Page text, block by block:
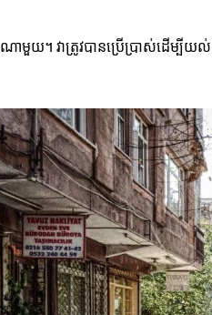
ាមួយ។ វាត្រូវបានប្រើប្រាស់ដើម្បី